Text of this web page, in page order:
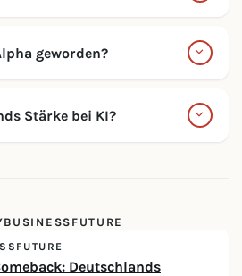
geworden?
Stärke bei KI?
Deutschlands